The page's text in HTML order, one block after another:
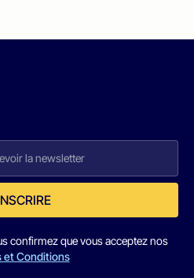
confirmez que vous acceptez nos
et Conditions